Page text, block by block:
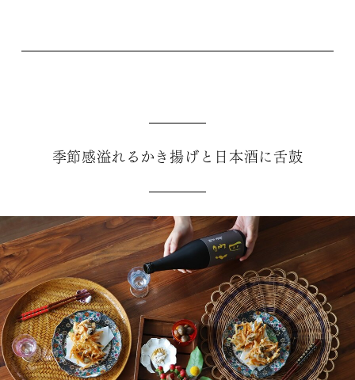
季節感溢れるかき揚げと日本酒に舌鼓